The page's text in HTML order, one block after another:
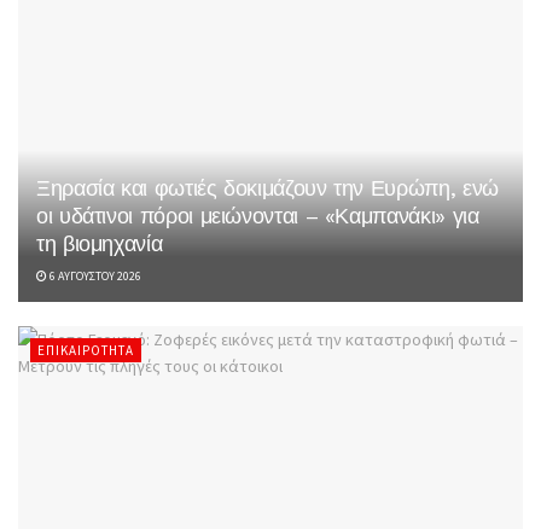
Ξηρασία και φωτιές δοκιμάζουν την Ευρώπη, ενώ
οι υδάτινοι πόροι μειώνονται – «Καμπανάκι» για
τη βιομηχανία
6 ΑΥΓΟΎΣΤΟΥ 2026
ΕΠΙΚΑΙΡΌΤΗΤΑ